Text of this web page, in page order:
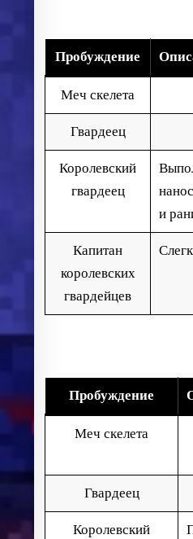
Пробуждение
Меч скелета
Гвардеец
Королевский
гвардеец
и
Капитан
королевских
гвардейцев
Пробуждение
Меч скелета
Гвардеец
Королевский